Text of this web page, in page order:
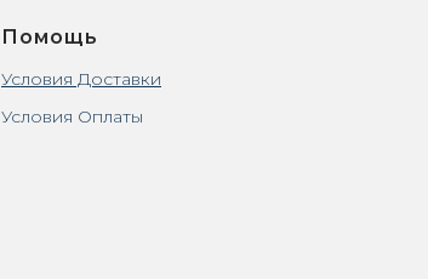
Помощь
Условия Доставки
Условия Оплаты